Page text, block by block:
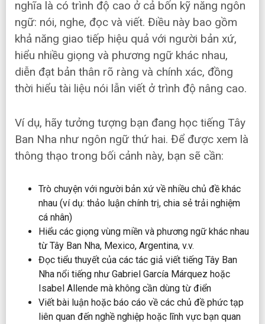
nghĩa là có trình độ cao ở cả bốn kỹ năng ngôn
ngữ: nói, nghe, đọc và viết. Điều này bao gồm
khả năng giao tiếp hiệu quả với người bản xứ,
hiểu nhiều giọng và phương ngữ khác nhau,
diễn đạt bản thân rõ ràng và chính xác, đồng
thời hiểu tài liệu nói lẫn viết ở trình độ nâng cao.
Ví dụ, hãy tưởng tượng bạn đang học tiếng Tây
Ban Nha như ngôn ngữ thứ hai. Để được xem là
thông thạo trong bối cảnh này, bạn sẽ cần:
Trò chuyện với người bản xứ về nhiều chủ đề khác
nhau (ví dụ: thảo luận chính trị, chia sẻ trải nghiệm
cá nhân)
Hiểu các giọng vùng miền và phương ngữ khác nhau
từ Tây Ban Nha, Mexico, Argentina, v.v.
Đọc tiểu thuyết của các tác giả viết tiếng Tây Ban
Nha nổi tiếng như Gabriel García Márquez hoặc
Isabel Allende mà không cần dùng từ điển
Viết bài luận hoặc báo cáo về các chủ đề phức tạp
liên quan đến nghề nghiệp hoặc lĩnh vực bạn quan